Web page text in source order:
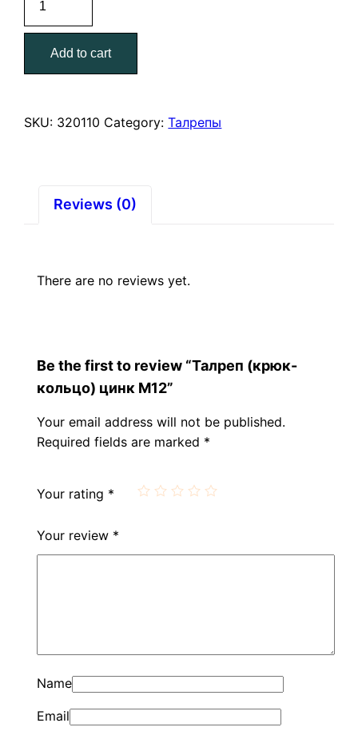
(крюк-
кольцо)
цинк
М12
Add to cart
SKU: 320110 Category:Талрепы
Reviews (0)
There are no reviews yet.
Be the first to review “Талреп (крюк-
кольцо) цинк М12”
Your email address will not be published.
Required fields are marked *
Your rating *
Your review *
Name
Email